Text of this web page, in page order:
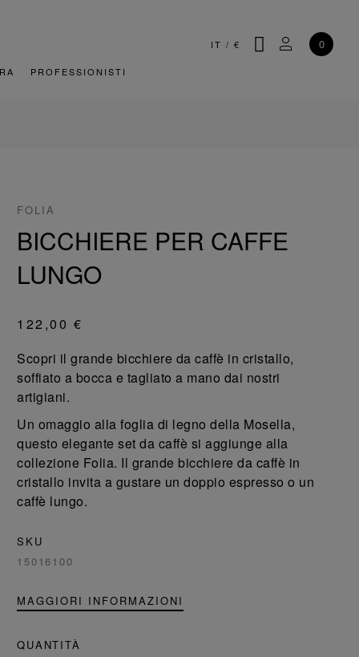
IT / € CERCAIL MIO
0
PROFESSIONISTI
FOLIA
BICCHIERE PER CAFFE
LUNGO
122,00 €
Scopri il grande bicchiere da caffè in cristallo,
soffiato a bocca e tagliato a mano dai nostri
artigiani.
Un omaggio alla foglia di legno della Mosella,
questo elegante set da caffè si aggiunge alla
collezione Folia. Il grande bicchiere da caffè in
cristallo invita a gustare un doppio espresso o un
caffè lungo.
SKU
15016100
MAGGIORI INFORMAZIONI
QUANTITÀ